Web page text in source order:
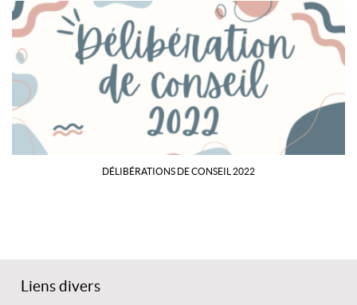
DÉLIBÉRATIONS DE CONSEIL 2022
Liens divers